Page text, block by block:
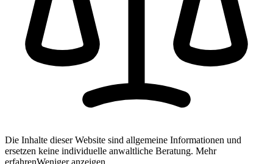
Die Inhalte dieser Website sind allgemeine Informationen und
ersetzen keine individuelle anwaltliche Beratung. Mehr